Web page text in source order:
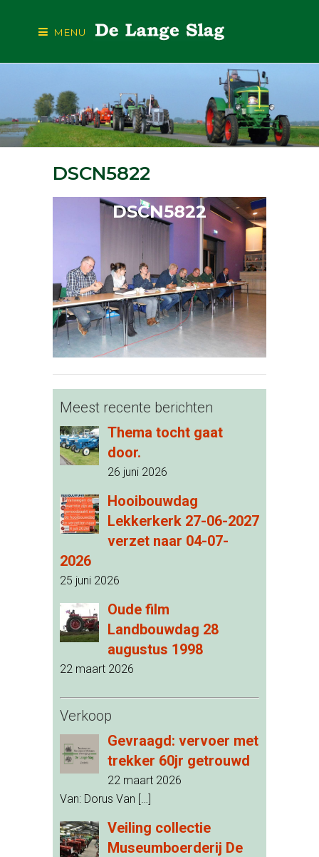
MENU
DSCN5822
DSCN5822
Meest recente berichten
Thema tocht gaat
door.
26 juni 2026
Hooibouwdag
Lekkerkerk 27-06-2027
verzet naar 04-07-
2026
25 juni 2026
Oude film
Landbouwdag 28
augustus 1998
22 maart 2026
Verkoop
Gevraagd: vervoer met
trekker 60jr getrouwd
22 maart 2026
Van: Dorus Van […]
Veiling collectie
Museumboerderij De